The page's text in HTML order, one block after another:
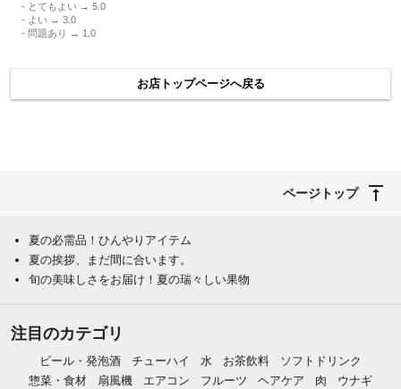
- とてもよい → 5.0
- よい → 3.0
- 問題あり → 1.0
お店トップページへ戻る
ページトップ
夏の必需品！ひんやりアイテム
夏の挨拶、まだ間に合います。
旬の美味しさをお届け！夏の瑞々しい果物
注目のカテゴリ
ビール・発泡酒 チューハイ 水 お茶飲料
ソフトドリンク
惣菜・食材
扇風機 エアコン フルーツ ヘアケア 肉 ウナギ